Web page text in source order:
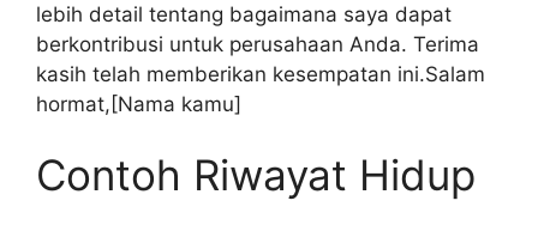
lebih detail tentang bagaimana saya dapat
berkontribusi untuk perusahaan Anda. Terima
kasih telah memberikan kesempatan ini.Salam
hormat,[Nama kamu]
Contoh Riwayat Hidup